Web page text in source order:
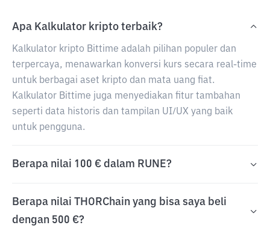
Apa Kalkulator kripto terbaik?
Kalkulator kripto Bittime adalah pilihan populer dan
terpercaya, menawarkan konversi kurs secara real-time
untuk berbagai aset kripto dan mata uang fiat.
Kalkulator Bittime juga menyediakan fitur tambahan
seperti data historis dan tampilan UI/UX yang baik
untuk pengguna.
Berapa nilai 100 € dalam RUNE?
Berapa nilai THORChain yang bisa saya beli
dengan 500 €?